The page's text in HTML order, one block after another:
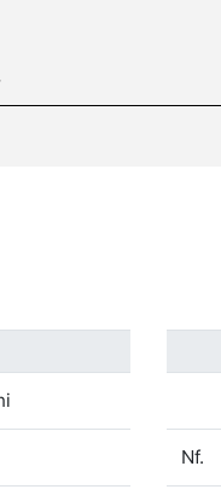
Nf.